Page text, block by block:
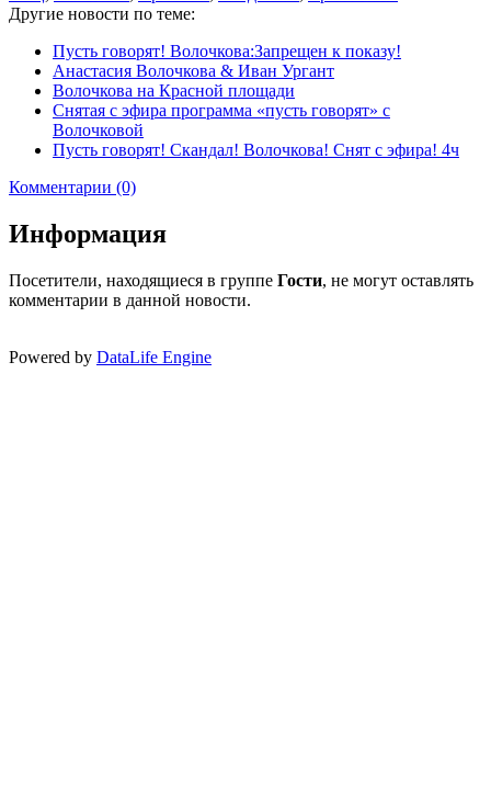
Другие новости по теме:
Пусть говорят! Волочкова:Запрещен к показу!
Анастасия Волочкова & Иван Ургант
Волочкова на Красной площади
Снятая с эфира программа «пусть говорят» с
Волочковой
Пусть говорят! Скандал! Волочкова! Снят с эфира! 4ч
Комментарии (0)
Информация
Посетители, находящиеся в группе Гости, не могут оставлять
комментарии в данной новости.
Powered by DataLife Engine